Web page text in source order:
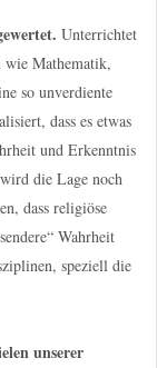
Unterrichtet
wie Mathematik,
so unverdiente
dass es etwas
und Erkenntnis
die Lage noch
dass religiöse
Wahrheit
speziell die
unserer